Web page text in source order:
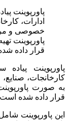
پاورپوینت
ادارات،
قرار داده
پاورپوینت
قرار داده شده
این پاورپوینت